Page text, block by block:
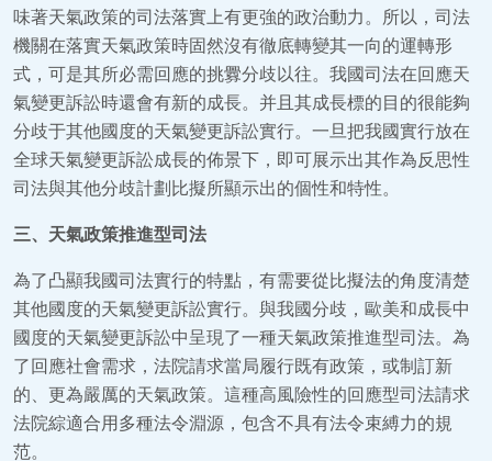
味著天氣政策的司法落實上有更強的政治動力。所以，司法
機關在落實天氣政策時固然沒有徹底轉變其一向的運轉形
式，可是其所必需回應的挑釁分歧以往。我國司法在回應天
氣變更訴訟時還會有新的成長。并且其成長標的目的很能夠
分歧于其他國度的天氣變更訴訟實行。一旦把我國實行放在
全球天氣變更訴訟成長的佈景下，即可展示出其作為反思性
司法與其他分歧計劃比擬所顯示出的個性和特性。
三、天氣政策推進型司法
為了凸顯我國司法實行的特點，有需要從比擬法的角度清楚
其他國度的天氣變更訴訟實行。與我國分歧，歐美和成長中
國度的天氣變更訴訟中呈現了一種天氣政策推進型司法。為
了回應社會需求，法院請求當局履行既有政策，或制訂新
的、更為嚴厲的天氣政策。這種高風險性的回應型司法請求
法院綜適合用多種法令淵源，包含不具有法令束縛力的規
范。